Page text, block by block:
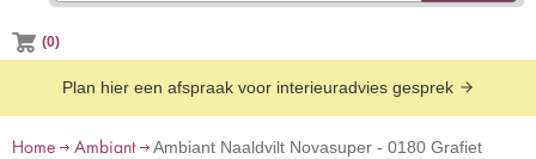
(0)
Plan hier een afspraak voor interieuradvies gesprek
Home Ambiant
Ambiant Naaldvilt Novasuper - 0180 Grafiet